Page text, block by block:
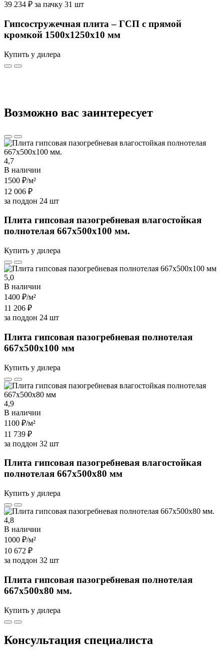
39 234 ₽ за пачку 31 шт
Гипсостружечная плита – ГСП с прямой
кромкой 1500х1250х10 мм
Купить у дилера
Возможно вас заинтересует
4,7
В наличии
1500 ₽/м²
12 006 ₽
за поддон 24 шт
Плита гипсовая пазогребневая влагостойкая
полнотелая 667х500х100 мм.
Купить у дилера
5,0
В наличии
1400 ₽/м²
11 206 ₽
за поддон 24 шт
Плита гипсовая пазогребневая полнотелая
667х500х100 мм
Купить у дилера
4,9
В наличии
1100 ₽/м²
11 739 ₽
за поддон 32 шт
Плита гипсовая пазогребневая влагостойкая
полнотелая 667х500х80 мм
Купить у дилера
4,8
В наличии
1000 ₽/м²
10 672 ₽
за поддон 32 шт
Плита гипсовая пазогребневая полнотелая
667х500х80 мм.
Купить у дилера
Консультация специалиста